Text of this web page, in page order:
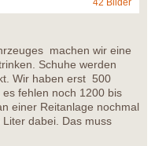
42 Bilder
machen wir eine
Schuhe werden
Wir haben erst 500
fehlen noch 1200 bis
einer Reitanlage nochmal
dabei. Das muss